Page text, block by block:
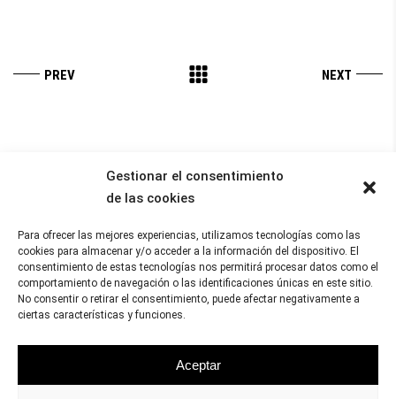
Gestionar el consentimiento
de las cookies
Para ofrecer las mejores experiencias, utilizamos tecnologías como las
cookies para almacenar y/o acceder a la información del dispositivo. El
consentimiento de estas tecnologías nos permitirá procesar datos como el
comportamiento de navegación o las identificaciones únicas en este sitio.
No consentir o retirar el consentimiento, puede afectar negativamente a
ciertas características y funciones.
Aceptar
MAR OLIVER ILUSTRACIÓN
Mallorca | Madrid
mar.verd@gmail.com